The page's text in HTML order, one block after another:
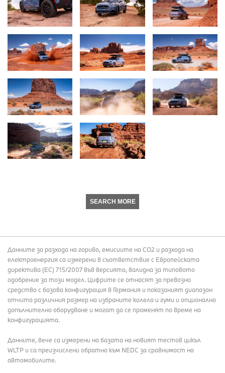
SEARCH MORE
Данните за разхода на гориво, емисиите на СО2 и разхода на
електроенергия са измерени в съответствие с Европейската
директива (EC) 715/2007 във версията, валидна за типовото
одобрение за този модел. Цифрите се отнасят за превозно
средство с базова конфигурация в Германия и показаният диапазон
отчита различния размер на избраните колела и гуми и опционално
допълнително оборудване и могат да се променят по време на
конфигурацията.
Данните, вече са измерени на базата на новият тестов цикъл
WLTP и са преизчислени обратно към NEDC за сравнимост на
автомобилите.